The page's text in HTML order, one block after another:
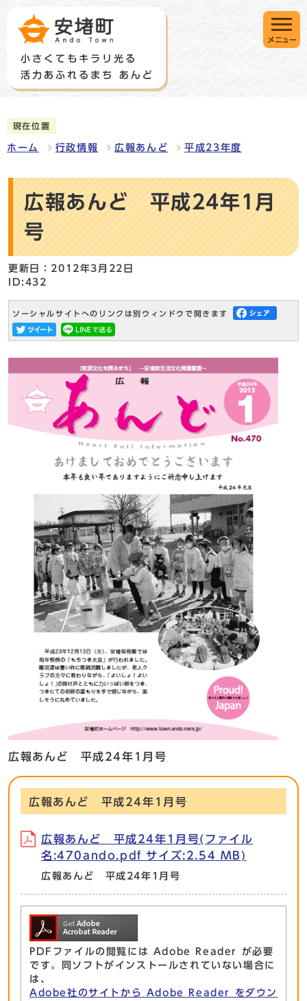
メニュー
現在位置
ホーム 行政情報 広報あんど 平成23年度
広報あんど 平成24年1月
号
更新日：2012年3月22日
ID:432
ソーシャルサイトへのリンクは別ウィンドウで開きます
広報あんど 平成24年1月号
広報あんど 平成24年1月号
広報あんど 平成24年1月号(ファイル
名:470ando.pdf サイズ:2.54 MB)
広報あんど 平成24年1月号
PDFファイルの閲覧には Adobe Reader が必要
です。同ソフトがインストールされていない場合に
は、
Adobe社のサイトから Adobe Reader をダウン